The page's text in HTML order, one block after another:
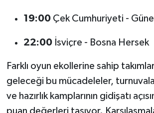
19:00Çek Cumhuriyeti -
22:00İsviçre - Bosna Hersek
Farklı oyun ekollerine sahip
geleceği bu mücadeleler,
ve hazırlık kamplarının gidişatı
puan değerleri taşıyor.